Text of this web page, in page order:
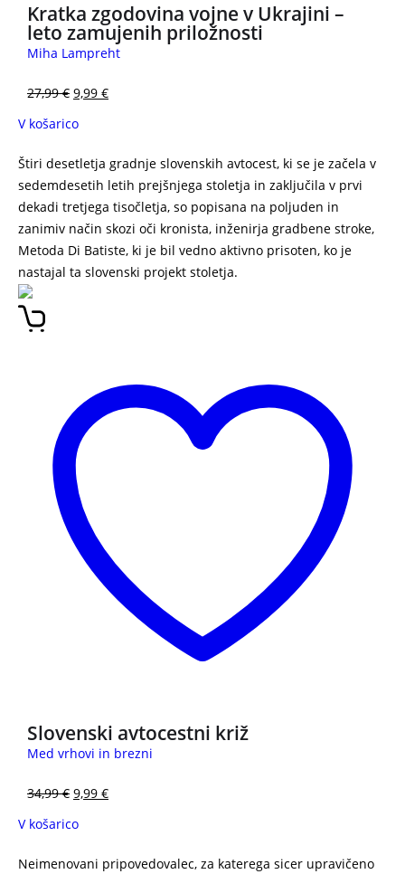
Kratka zgodovina vojne v Ukrajini –
leto zamujenih priložnosti
Miha Lampreht
27,99€ 9,99 €
V košarico
Štiri desetletja gradnje slovenskih avtocest, ki se je začela v
sedemdesetih letih prejšnjega stoletja in zaključila v prvi
dekadi tretjega tisočletja, so popisana na poljuden in
zanimiv način skozi oči kronista, inženirja gradbene stroke,
Metoda Di Batiste, ki je bil vedno aktivno prisoten, ko je
nastajal ta slovenski projekt stoletja.
Slovenski avtocestni križ
Med vrhovi in brezni
34,99€ 9,99 €
V košarico
Neimenovani pripovedovalec, za katerega sicer upravičeno